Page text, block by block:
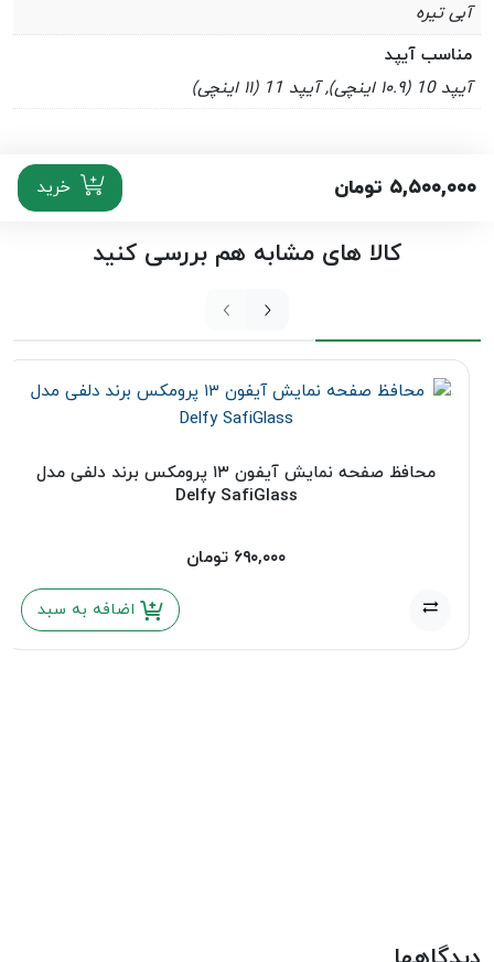
آبی تیره
مناسب آیپد
آیپد 10 (۱۰.۹ اینچی), آیپد 11 (۱۱ اینچی)
۵,۵۰۰,۰۰۰ تومان خرید
کالا های مشابه هم بررسی کنید
محافظ صفحه نمایش آیفون ۱۳ پرومکس برند دلفی مدل
Delfy SafiGlass
۶۹۰,۰۰۰ تومان
اضافه به سبد